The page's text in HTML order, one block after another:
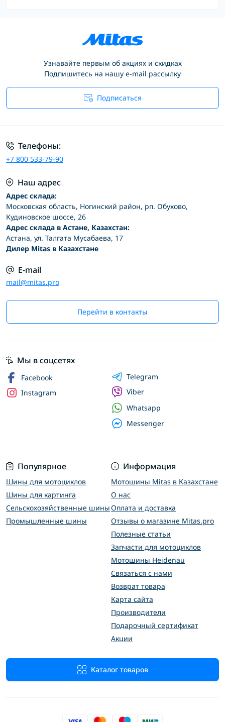
Узнавайте первым об акциях и скидках
Подпишитесь на нашу e-mail рассылку
Подписаться
Телефоны:
+7 800 533-79-90
Наш адрес
Адрес склада:
Московская область, Ногинский район, рп. Обухово,
Кудиновское шоссе, 26
Адрес склада в Астане, Казахстан:
Астана, ул. Талгата Мусабаева, 17
Дилер Mitas в Казахстане
E-mail
mail@mitas.pro
Перейти в контакты
Популярное
Шины для мотоциклов
Шины для картинга
Сельскохозяйственные шины
Промышленные шины
Информация
Мотошины Mitas в Казахстане
О нас
Оплата и доставка
Отзывы о магазине Mitas.pro
Полезные статьи
Запчасти для мотоциклов
Мотошины Heidenau
Связаться с нами
Возврат товара
Карта сайта
Производители
Подарочный сертификат
Акции
Каталог товаров
Мы в соцсетях
Facebook
Instagram
Telegram
Viber
Whatsapp
Messenger